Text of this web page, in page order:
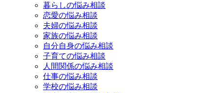
暮らしの悩み相談
恋愛の悩み相談
夫婦の悩み相談
家族の悩み相談
自分自身の悩み相談
子育ての悩み相談
人間関係の悩み相談
仕事の悩み相談
学校の悩み相談